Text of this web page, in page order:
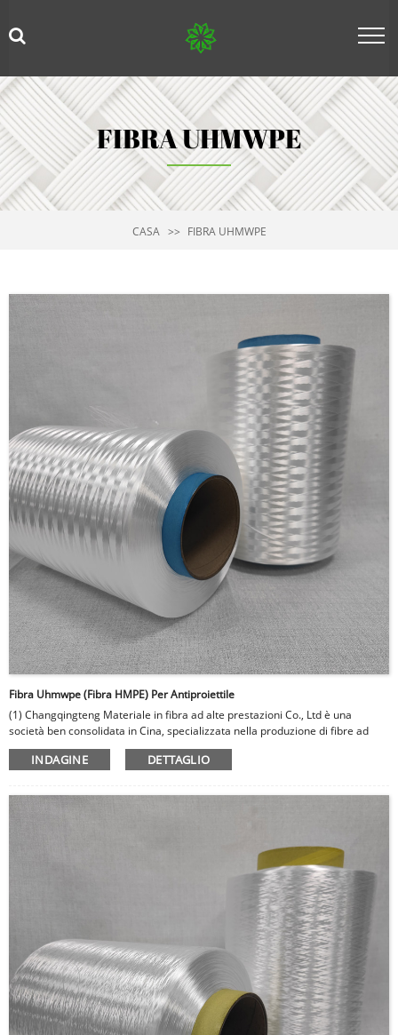
FIBRA UHMWPE
CASA FIBRA UHMWPE
Fibra Uhmwpe (fibra HMPE) Per Antiproiettile
(1) Changqingteng Materiale in fibra ad alte prestazioni Co., Ltd è una
società ben consolidata in Cina, specializzata nella produzione di fibre ad
alte prestazioni, compresa la fibra di polietilene (UHMWPE) a peso
molecolare ultra - Questi prodotti sono ampiamente utilizzati in vari campi,
INDAGINE DETTAGLIO